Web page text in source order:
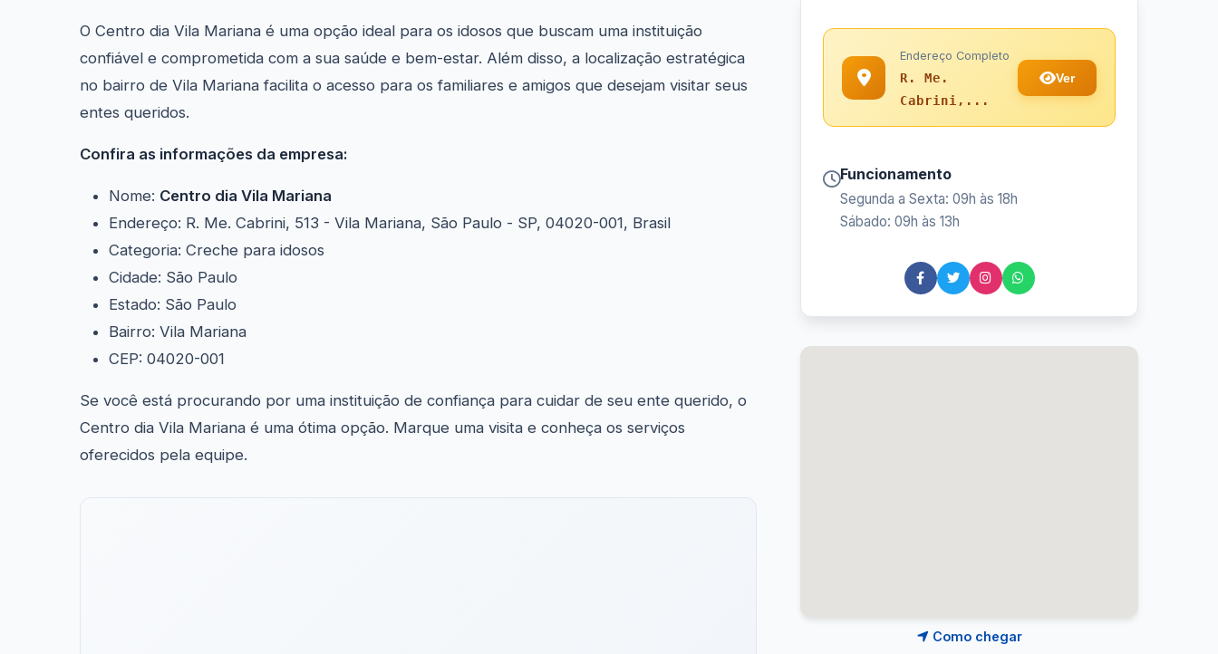
O Centro dia Vila Mariana é uma opção ideal para os idosos que buscam uma instituição
confiável e comprometida com a sua saúde e bem-estar. Além disso, a localização estratégica
no bairro de Vila Mariana facilita o acesso para os familiares e amigos que desejam visitar seus
entes queridos.
Confira as informações da empresa:
Nome: Centro dia Vila Mariana
Endereço: R. Me. Cabrini, 513 - Vila Mariana, São Paulo - SP, 04020-001, Brasil
Categoria: Creche para idosos
Cidade: São Paulo
Estado: São Paulo
Bairro: Vila Mariana
CEP: 04020-001
Se você está procurando por uma instituição de confiança para cuidar de seu ente querido, o
Centro dia Vila Mariana é uma ótima opção. Marque uma visita e conheça os serviços
oferecidos pela equipe.
Endereço Completo
R. Me.
Cabrini,...
Ver
Funcionamento
Segunda a Sexta: 09h às 18h
Sábado: 09h às 13h
Como chegar